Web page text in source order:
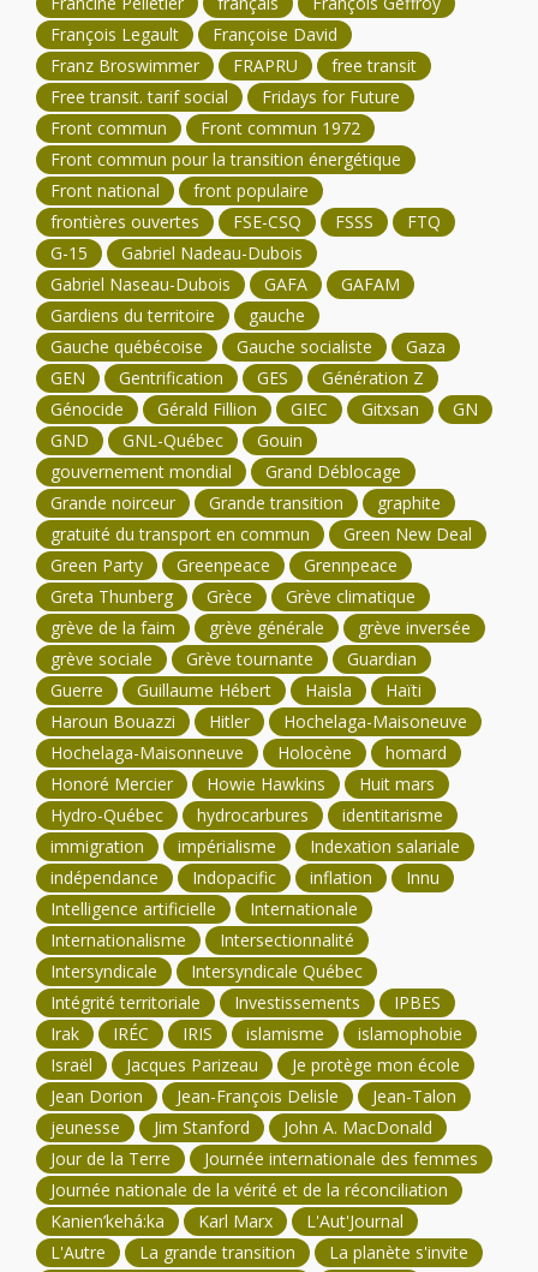
François Legault
Françoise David
Franz Broswimmer
FRAPRU
free transit
Free transit. tarif social
Fridays for Future
Front commun
Front commun 1972
Front commun pour la transition énergétique
Front national
front populaire
frontières ouvertes
FSE-CSQ FSSS
FTQ
G-15
Gabriel Nadeau-Dubois
Gabriel Naseau-Dubois
GAFA
GAFAM
Gardiens du territoire
gauche
Gauche québécoise
Gauche socialiste
Gaza
GEN
Gentrification GES
Génération Z
Génocide
Gérald Fillion GIEC Gitxsan
GN
GND
GNL-Québec
Gouin
gouvernement mondial
Grand Déblocage
Grande noirceur
Grande transition
graphite
gratuité du transport en commun
Green New Deal
Green Party
Greenpeace
Grennpeace
Greta Thunberg
Grèce
Grève climatique
grève de la faim
grève générale
grève inversée
grève sociale
Grève tournante
Guardian
Guerre
Guillaume Hébert Haisla
Haïti
Haroun Bouazzi
Hitler
Hochelaga-Maisoneuve
Hochelaga-Maisonneuve
Holocène
homard
Honoré Mercier
Howie Hawkins
Huit mars
Hydro-Québec
hydrocarbures
identitarisme
immigration
impérialisme
Indexation salariale
indépendance
Indopacific inflation
Innu
Intelligence artificielle
Internationale
Internationalisme
Intersectionnalité
Intersyndicale
Intersyndicale Québec
Intégrité territoriale
Investissements
IPBES
Irak
IRÉC IRIS islamisme
islamophobie
Israël
Jacques Parizeau
Je protège mon école
Jean Dorion
Jean-François Delisle
Jean-Talon
jeunesse
Jim Stanford
John A. MacDonald
Jour de la Terre
Journée internationale des femmes
Journée nationale de la vérité et de la réconciliation
Kanien’kehá:ka
Karl Marx
L'Aut'Journal
L'Autre
La grande transition
La planète s'invite